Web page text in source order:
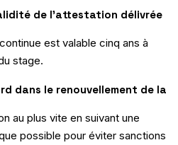
de l’attestation délivrée
est valable cinq ans à
stage.
dans le renouvellement de la
au plus vite en suivant une
possible pour éviter sanctions